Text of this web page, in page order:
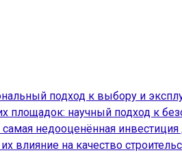
подход к выбору и
площадок: научный подход к
недооценённая
влияние на качество